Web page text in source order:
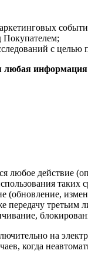
Покупателем;
с целью
информация
любое действие
(обновление,
передачу
на
когда